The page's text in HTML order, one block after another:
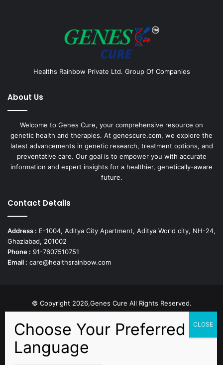
Healths Rainbow Private Ltd. Group Of Companies
About Us
Welcome to Genes Cure, your comprehensive resource on
genetic health and therapies. At genescure.com, we explore the
latest advancements in genetic research, treatment options, and
preventative care. Our goal is to empower you with accurate
information and expert insights for a healthier, genetically-aware
future.
Contact Details
Address : E-1004, Aditya City Apartment, Aditya World city, NH-24,
Ghaziabad, 201002
Phone : 91-7607510751
Email : care@healthsrainbow.com
© Copyright 2026,Genes Cure All Rights Reserved.
Facebook
X